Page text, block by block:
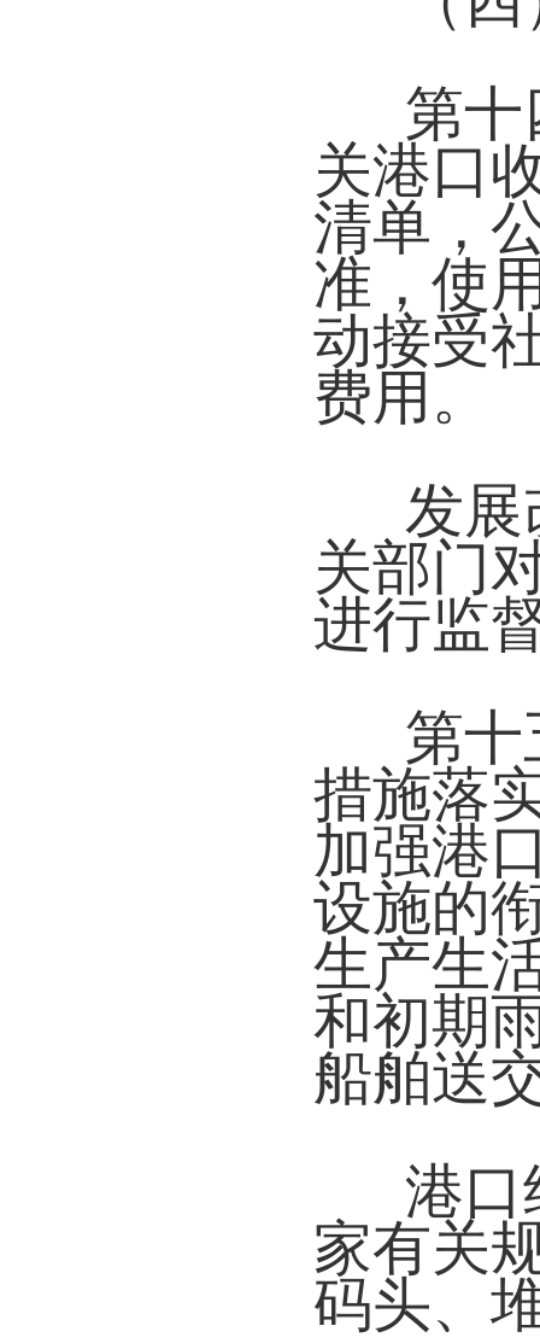
第
关港口
清单，
准，使
动接受
费用。
发展
关部门
进行监
第
措施落
加强港
设施的
生产生
和初期
船舶送
港口
家有关
码头、